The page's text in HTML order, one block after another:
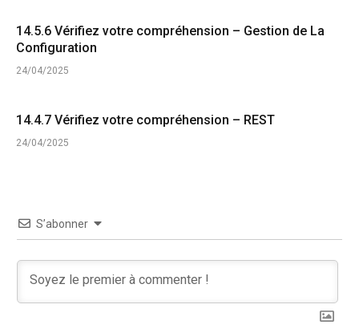
14.5.6 Vérifiez votre compréhension – Gestion de La
Configuration
24/04/2025
14.4.7 Vérifiez votre compréhension – REST
24/04/2025
S’abonner